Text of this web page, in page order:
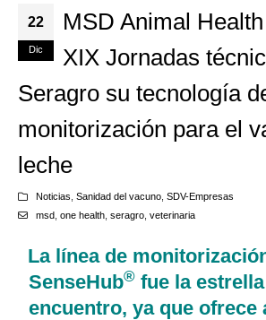
22
Dic
MSD Animal
XIX Jornadas
Seragro su tecnología
monitorización para el
leche
Noticias Sanidad del vacuno, SDV-Empresas
msd, one health, seragro, veterinaria
La línea de
SenseHub®fue la estrella
encuentro, ya que ofrece